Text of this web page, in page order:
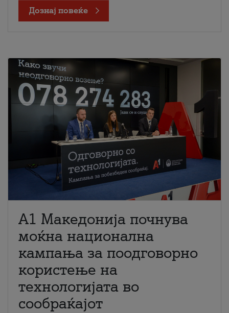
Дознај повеќе
A1 Македонија почнува
моќна национална
кампања за поодговорно
користење на
технологијата во
сообраќајот